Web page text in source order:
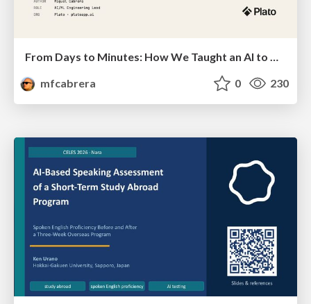
mfcabrera
0 230